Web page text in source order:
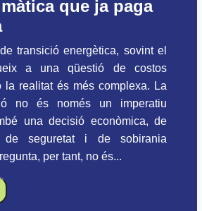
que ja paga
transició energètica, sovint el
a una qüestió de costos
la realitat és més complexa. La
no és només un imperatiu
una decisió econòmica, de
de seguretat i de sobirania
per tant, no és...